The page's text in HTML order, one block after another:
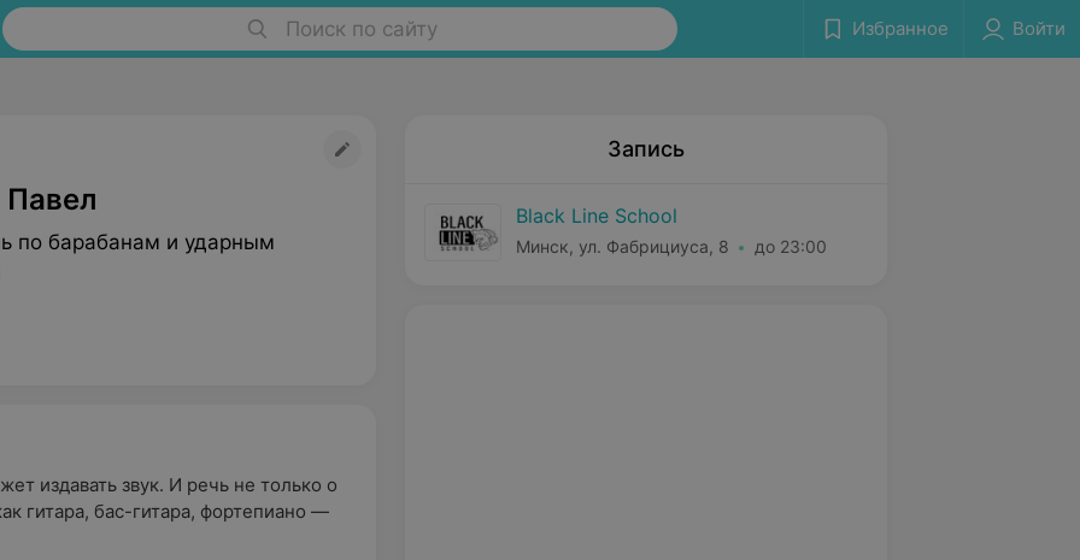
Поиск по сайту Избранное Войти
по барабанам и ударным
издавать звук. И речь не только о
гитара, бас-гитара, фортепиано —
Запись
Black Line School
Минск, ул. Фабрициуса, 8 до 23:00